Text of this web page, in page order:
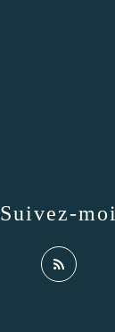
Suivez-moi